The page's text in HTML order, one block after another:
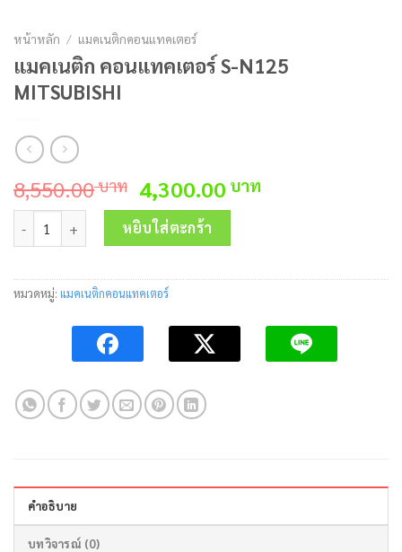
หน้าหลัก / แมคเนติกคอนแทคเตอร์
แมคเนติก คอนแทคเตอร์ S-N125
MITSUBISHI
8,550.00บาท Original
price
was:
8,550.00 บาท.
4,300.00 บาท
จำนวน แมคเนติก คอนแทคเตอร์ S-N125 MITSUBISHI ชิ้น
หยิบใส่ตะกร้า
หมวดหมู่: แมคเนติกคอนแทคเตอร์
คำอธิบาย
บทวิจารณ์ (0)